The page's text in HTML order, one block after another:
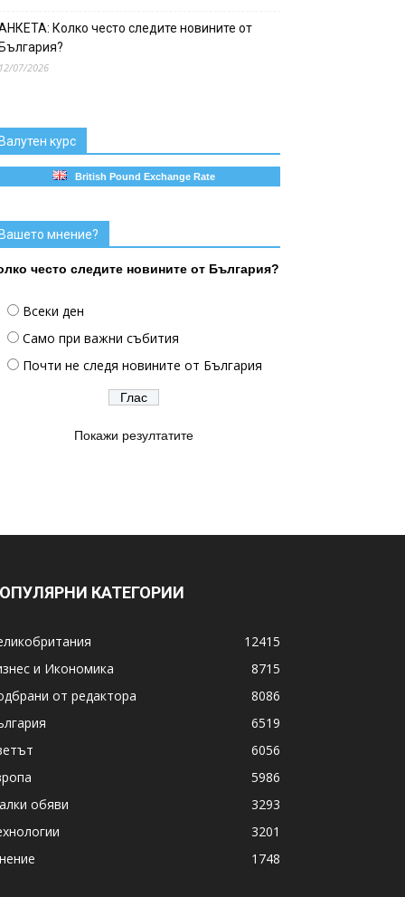
Колко често следите новините от
07/2026
курс
British Pound Exchange Rate
мнение?
често следите новините от България?
Всеки ден
Само при важни събития
Почти не следя новините от България
Покажи резултатите
КАТЕГОРИИ
12415
и Икономика
8715
от редактора
8086
6519
6056
5986
обяви
3293
3201
1748